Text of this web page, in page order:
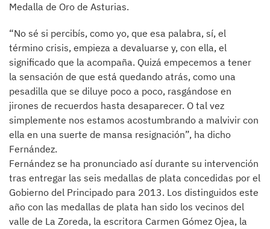
Medalla de Oro de Asturias.
“No sé si percibís, como yo, que esa palabra, sí, el
término crisis, empieza a devaluarse y, con ella, el
significado que la acompaña. Quizá empecemos a tener
la sensación de que está quedando atrás, como una
pesadilla que se diluye poco a poco, rasgándose en
jirones de recuerdos hasta desaparecer. O tal vez
simplemente nos estamos acostumbrando a malvivir con
ella en una suerte de mansa resignación”, ha dicho
Fernández.
Fernández se ha pronunciado así durante su intervención
tras entregar las seis medallas de plata concedidas por el
Gobierno del Principado para 2013. Los distinguidos este
año con las medallas de plata han sido los vecinos del
valle de La Zoreda, la escritora Carmen Gómez Ojea, la